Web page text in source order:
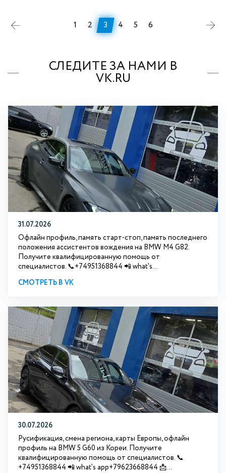
1 2 3 4 5 6
СЛЕДИТЕ ЗА НАМИ В
VK.RU
31.07.2026
Офлайн профиль, память старт-стоп, память последнего
положения ассистентов вождения на BMW М4 G82.
Получите квалифицированную помощь от
специалистов. 📞+74951368844 📲 what's...
СМОТРЕТЬ В VK
30.07.2026
Русификация, смена региона, карты Европы, офлайн
профиль на BMW 5 G60 из Кореи. Получите
квалифицированную помощь от специалистов. 📞
+74951368844 📲 what's app+79623668844 📩...